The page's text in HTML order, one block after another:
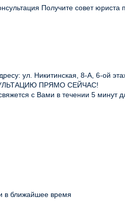
Получите совет
ул. Никитинская, 8-А, 6-ой
ПРЯМО СЕЙЧАС!
с Вами в течении 5 минут
в ближайшее время